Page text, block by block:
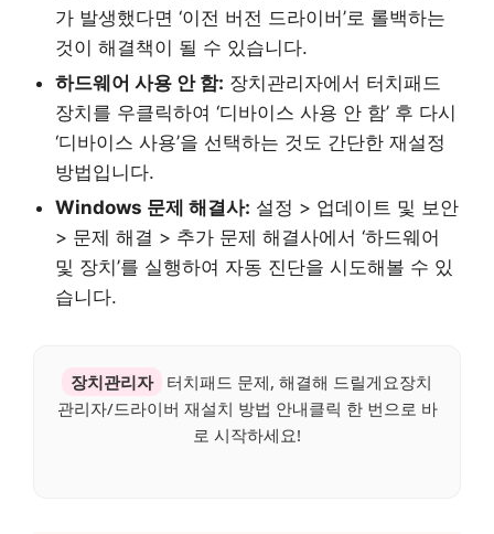
가 발생했다면 ‘이전 버전 드라이버’로 롤백하는
것이 해결책이 될 수 있습니다.
하드웨어 사용 안 함: 장치관리자에서 터치패드
장치를 우클릭하여 ‘디바이스 사용 안 함’ 후 다시
‘디바이스 사용’을 선택하는 것도 간단한 재설정
방법입니다.
Windows 문제 해결사: 설정 > 업데이트 및 보안
> 문제 해결 > 추가 문제 해결사에서 ‘하드웨어
및 장치’를 실행하여 자동 진단을 시도해볼 수 있
습니다.
장치관리자
터치패드 문제, 해결해 드릴게요장치
관리자/드라이버 재설치 방법 안내클릭 한 번으로 바
로 시작하세요!